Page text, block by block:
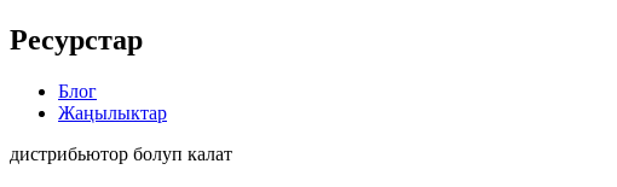
Ресурстар
Блог
Жаңылыктар
дистрибьютор болуп калат